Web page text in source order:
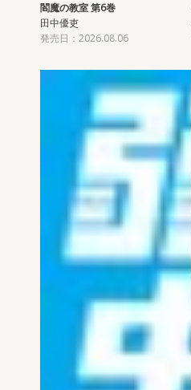
閻魔の教室 第6巻
田中優吏
発売日：2026.08.06